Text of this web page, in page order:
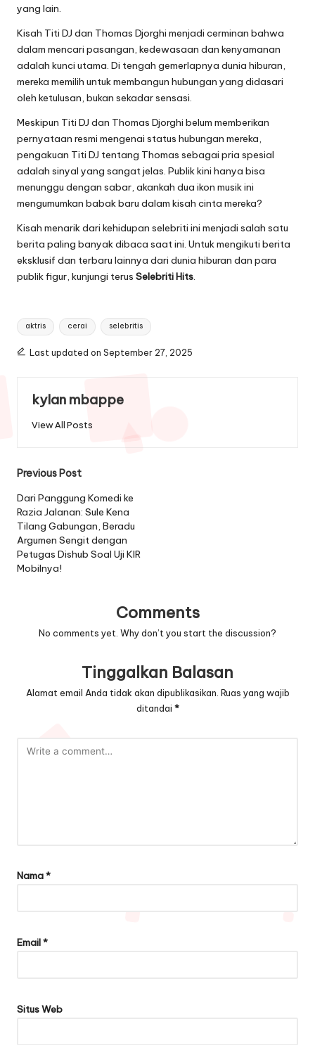
yang lain.
Kisah Titi DJ dan Thomas Djorghi menjadi cerminan bahwa
dalam mencari pasangan, kedewasaan dan kenyamanan
adalah kunci utama. Di tengah gemerlapnya dunia hiburan,
mereka memilih untuk membangun hubungan yang didasari
oleh ketulusan, bukan sekadar sensasi.
Meskipun Titi DJ dan Thomas Djorghi belum memberikan
pernyataan resmi mengenai status hubungan mereka,
pengakuan Titi DJ tentang Thomas sebagai pria spesial
adalah sinyal yang sangat jelas. Publik kini hanya bisa
menunggu dengan sabar, akankah dua ikon musik ini
mengumumkan babak baru dalam kisah cinta mereka?
Kisah menarik dari kehidupan selebriti ini menjadi salah satu
berita paling banyak dibaca saat ini. Untuk mengikuti berita
eksklusif dan terbaru lainnya dari dunia hiburan dan para
publik figur, kunjungi terus Selebriti Hits.
Tags:
aktris cerai selebritis
Last updated on September 27, 2025
kylan mbappe
View All Posts
Post
navigation
Previous Post
Dari Panggung Komedi ke
Razia Jalanan: Sule Kena
Tilang Gabungan, Beradu
Argumen Sengit dengan
Petugas Dishub Soal Uji KIR
Mobilnya!
Comments
No comments yet. Why don’t you start the discussion?
Tinggalkan Balasan
Alamat email Anda tidak akan dipublikasikan. Ruas yang wajib
ditandai *
Nama*
Email*
Situs Web